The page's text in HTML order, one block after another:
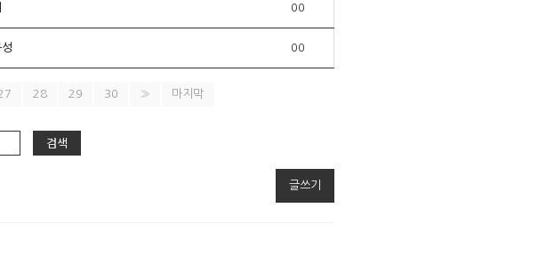
00
00
28 29 30 » 마지막
검색
글쓰기